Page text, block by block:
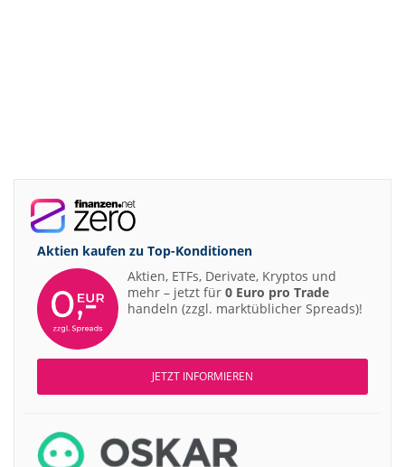
Aktien kaufen zu Top-Konditionen
Aktien, ETFs, Derivate, Kryptos und
mehr – jetzt für 0 Euro pro Trade
handeln (zzgl. marktüblicher Spreads)!
JETZT INFORMIEREN